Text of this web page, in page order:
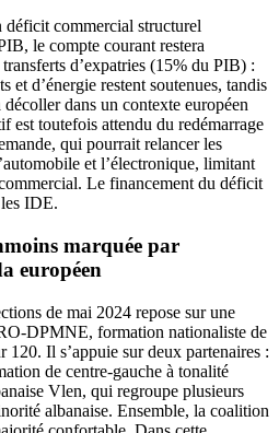
déficit commercial structurel
le compte courant restera
d’expatries (15% du PIB) :
et d’énergie restent soutenues, tandis
dans un contexte européen
est toutefois attendu du redémarrage
qui pourrait relancer les
et l’électronique, limitant
Le financement du déficit
IDE.
marquée par
européen
de mai 2024 repose sur une
DPMNE, formation nationaliste de
120. Il s’appuie sur deux partenaires :
de centre-gauche à tonalité
Vlen, qui regroupe plusieurs
albanaise. Ensemble, la coalition